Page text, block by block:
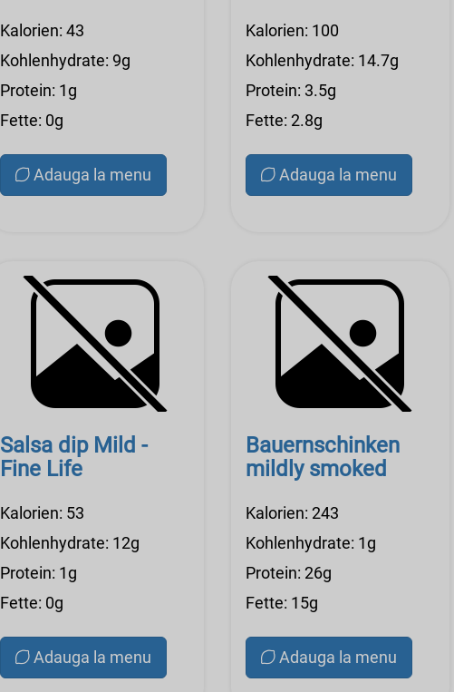
Kalorien: 43
Kohlenhydrate: 9g
Protein: 1g
Fette: 0g
Adauga la menu
Kalorien: 100
Kohlenhydrate: 14.7g
Protein: 3.5g
Fette: 2.8g
Adauga la menu
Salsa dip Mild -
Fine Life
Kalorien: 53
Kohlenhydrate: 12g
Protein: 1g
Fette: 0g
Adauga la menu
Bauernschinken
mildly smoked
Kalorien: 243
Kohlenhydrate: 1g
Protein: 26g
Fette: 15g
Adauga la menu